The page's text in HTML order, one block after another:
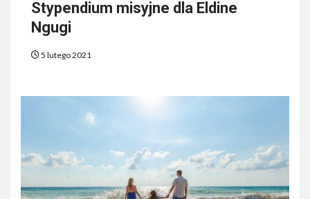
Stypendium misyjne dla Eldine
Ngugi
5 lutego 2021